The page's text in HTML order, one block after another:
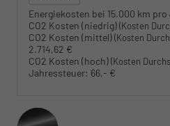
Energiekosten bei 15.000 km pro
CO2 Kosten (niedrig)(Kosten
CO2 Kosten (mittel)(Kosten
2.714,62 €
CO2 Kosten (hoch)(Kosten
Jahressteuer: 66,- €